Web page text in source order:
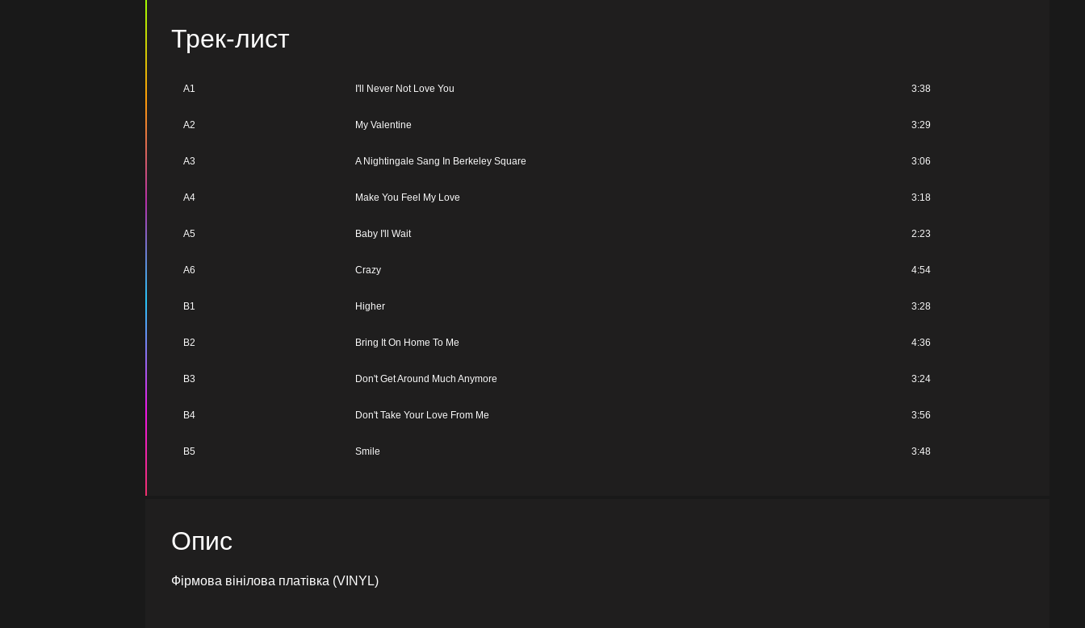
Трек-лист
A1 I'll Never Not Love You 3:38
A2 My Valentine 3:29
A3 A Nightingale Sang In Berkeley Square 3:06
A4 Make You Feel My Love 3:18
A5 Baby I'll Wait 2:23
A6 Crazy 4:54
B1 Higher 3:28
B2 Bring It On Home To Me 4:36
B3 Don't Get Around Much Anymore 3:24
B4 Don't Take Your Love From Me 3:56
B5 Smile 3:48
Опис
Фірмова вінілова платівка (VINYL)